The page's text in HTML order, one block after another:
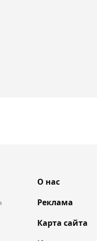
О нас
Реклама
Карта сайта